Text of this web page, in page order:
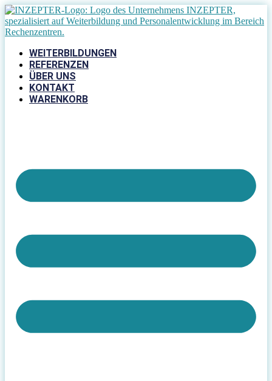
Zum
Inhalt
springen
WEITERBILDUNGEN
REFERENZEN
ÜBER UNS
KONTAKT
WARENKORB